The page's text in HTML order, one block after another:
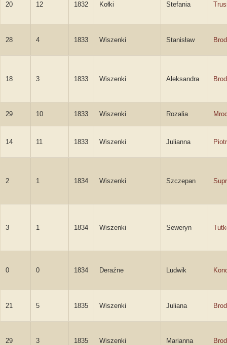
20 12 1832 Kołki Stefania
28 4 1833 Wiszenki Stanisław
18 3 1833 Wiszenki Aleksandra
29 10 1833 Wiszenki Rozalia
14 11 1833 Wiszenki Julianna
2 1 1834 Wiszenki Szczepan
3 1 1834 Wiszenki Seweryn
0 0 1834 Deraźne Ludwik
21 5 1835 Wiszenki Juliana
29 3 1835 Wiszenki Marianna